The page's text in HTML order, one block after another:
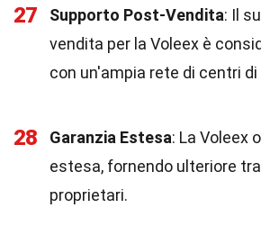
27 Supporto Post-Vendita: Il
vendita per la Voleex è
con un'ampia rete di centri
28 Garanzia Estesa: La Voleex
estesa, fornendo ulteriore
proprietari.